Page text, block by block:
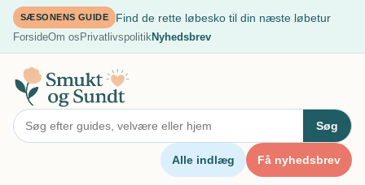
SpringSÆSONENS GUIDE Find de rette løbesko til din næste løbetur
ForsideOm os PrivatlivspolitikNyhedsbrev
Søg
Alle indlæg Få nyhedsbrev